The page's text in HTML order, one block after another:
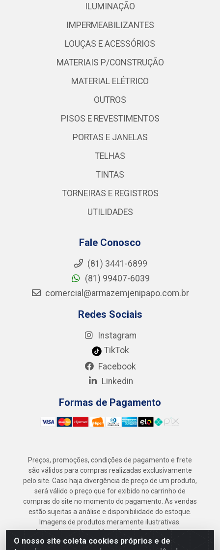
O nosso site coleta cookies próprios e de
ILUMINAÇÃO
IMPERMEABILIZANTES
LOUÇAS E ACESSÓRIOS
MATERIAIS P/CONSTRUÇÃO
MATERIAL ELÉTRICO
OUTROS
PISOS E REVESTIMENTOS
PORTAS E JANELAS
TELHAS
TINTAS
TORNEIRAS E REGISTROS
UTILIDADES
Fale Conosco
(81) 3441-6899
(81) 99407-6039
comercial@armazemjenipapo.com.br
Redes Sociais
Instagram
TikTok
Facebook
Linkedin
Formas de Pagamento
Preços, promoções, condições de pagamento e frete
são válidos para compras realizadas exclusivamente
pelo site. Caso haja divergência de preço de um produto,
será válido o preço que for exibido no carrinho de
compras do site no momento do pagamento. As vendas
estão sujeitas a análise e disponibilidade do estoque.
Imagens de produtos meramente ilustrativas.
Armazém Jenipapo Materiais de Construção em
Geral LTDA - Rua das Flores, 2691 - Guabiraba,